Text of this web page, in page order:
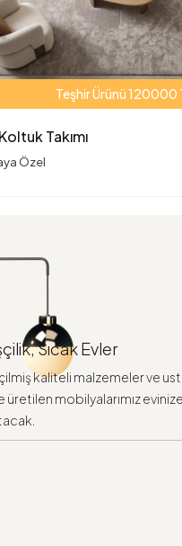
Teşhir Ürünü 120000
Takımı
Özel
Sıcak Evler
kaliteli malzemeler ve
üretilen mobilyalarımız